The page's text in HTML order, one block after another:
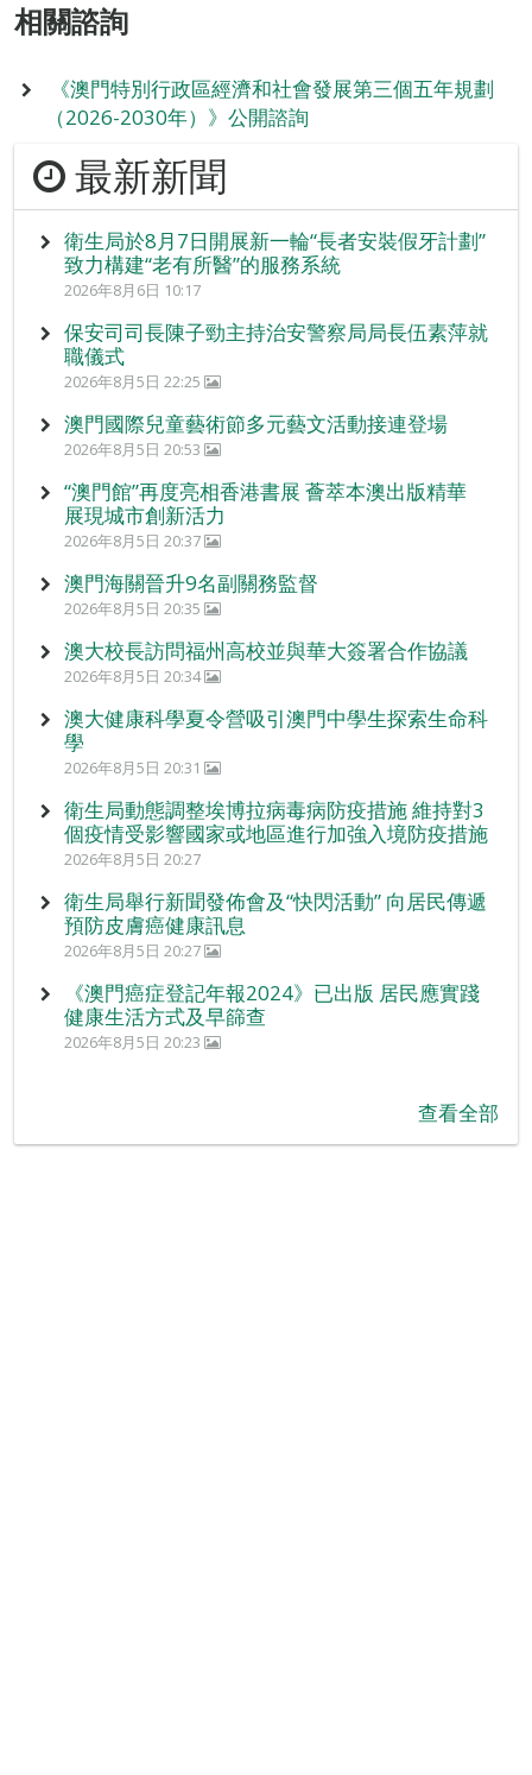
相關諮詢
《澳門特別行政區經濟和社會發展第三個五年規劃
（2026-2030年）》公開諮詢
最新新聞
衛生局於8月7日開展新一輪“長者安裝假牙計劃”
致力構建“老有所醫”的服務系統
2026年8月6日 10:17
保安司司長陳子勁主持治安警察局局長伍素萍就
職儀式
2026年8月5日 22:25
澳門國際兒童藝術節多元藝文活動接連登場
2026年8月5日 20:53
“澳門館”再度亮相香港書展 薈萃本澳出版精華
展現城市創新活力
2026年8月5日 20:37
澳門海關晉升9名副關務監督
2026年8月5日 20:35
澳大校長訪問福州高校並與華大簽署合作協議
2026年8月5日 20:34
澳大健康科學夏令營吸引澳門中學生探索生命科
學
2026年8月5日 20:31
衛生局動態調整埃博拉病毒病防疫措施 維持對3
個疫情受影響國家或地區進行加強入境防疫措施
2026年8月5日 20:27
衛生局舉行新聞發佈會及“快閃活動” 向居民傳遞
預防皮膚癌健康訊息
2026年8月5日 20:27
《澳門癌症登記年報2024》已出版 居民應實踐
健康生活方式及早篩查
2026年8月5日 20:23
查看全部